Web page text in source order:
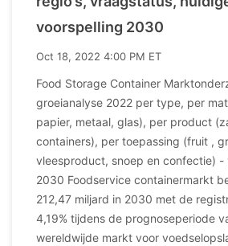
voorspelling 2030
Oct 18, 2022 4:00 PM ET
Food Storage Container
groeianalyse 2022 per type, per
papier, metaal, glas), per product
containers), per toepassing (fruit ,
vleesproduct, snoep en confectie) -
2030 Foodservice containermarkt
212,47 miljard in 2030 met de
4,19% tijdens de prognoseperiode
wereldwijde markt voor